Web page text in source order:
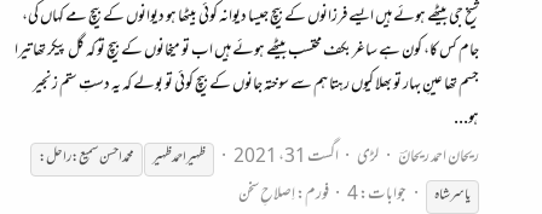
شیخ جی بیٹھے ہوئے ہیں ایسے فرزانوں کے بیچ جیسا دیوانہ کوئی بیٹھا ہو دیوانوں کے بیچ مے کہاں کی،
جام کس کا، کون ہے ساغر بکف محتسب بیٹھے ہوئے ہیں اب تو میخانوں کے بیچ تو کہ گل پیکر تھا تیرا
جسم تھا عینِ بہار تو بھلا کیوں رہتا ہم سے سوختہ جانوں کے بیچ کوئی تو بولے کہ یہ دستِ ستم زنجیر
ہو...
ریحان احمد ریحانؔ
لڑی اگست 31، 2021 ظہیر احمد ظہیر
محمّد احسن سمیع :راحل:
یاسرشاہ جوابات: 4 فورم:اِصلاحِ سخن